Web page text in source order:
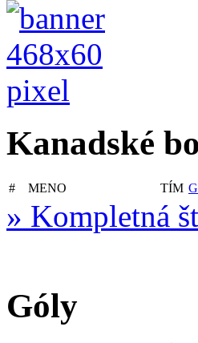
Kanadské
# MENO TÍM
» Kompletná
Góly